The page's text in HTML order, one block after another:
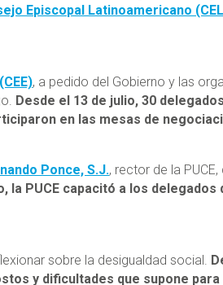
Episcopal Latinoamericano
, a pedido del Gobierno y las
Desde el 13 de julio, 30
en las mesas de
Ponce, S.J., rector de la
la PUCE capacitó a los
sobre la desigualdad social.
y dificultades que supone